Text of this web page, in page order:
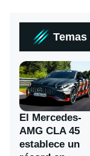
El Mercedes-
AMG CLA 45
establece un